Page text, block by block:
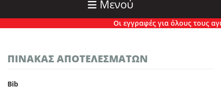
Μενού
Οι εγγραφές για όλους τους
ΠΙΝΑΚΑΣ ΑΠΟΤΕΛΕΣΜΑΤΩΝ
Bib